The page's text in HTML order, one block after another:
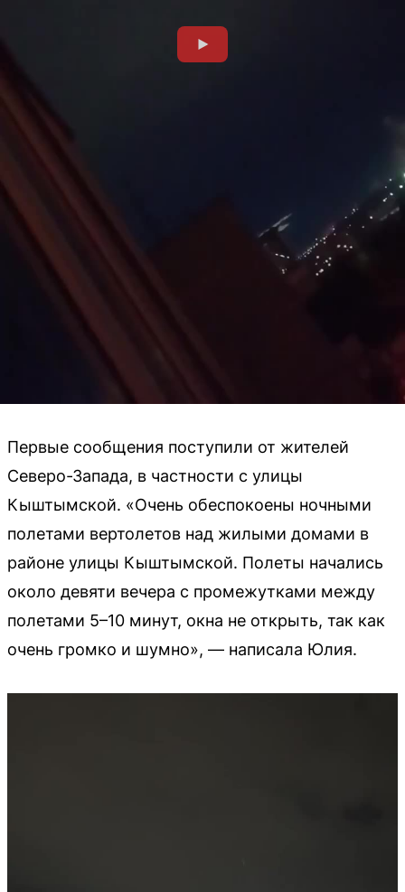
Первые сообщения поступили от жителей
Северо-Запада, в частности с улицы
Кыштымской. «Очень обеспокоены ночными
полетами вертолетов над жилыми домами в
районе улицы Кыштымской. Полеты начались
около девяти вечера с промежутками между
полетами 5–10 минут, окна не открыть, так как
очень громко и шумно», — написала Юлия.